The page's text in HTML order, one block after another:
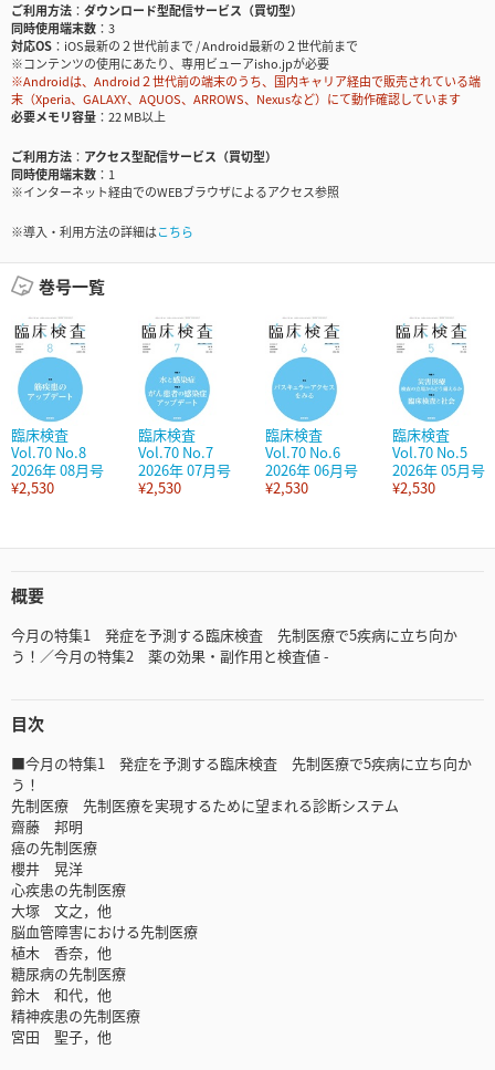
ご利用方法
ダウンロード型配信サービス（買切型）
同時使用端末数
3
対応OS
iOS最新の２世代前まで / Android最新の２世代前まで
※コンテンツの使用にあたり、専用ビューアisho.jpが必要
※Androidは、Android２世代前の端末のうち、国内キャリア経由で販売されている端
末（Xperia、GALAXY、AQUOS、ARROWS、Nexusなど）にて動作確認しています
必要メモリ容量
22 MB以上
ご利用方法
アクセス型配信サービス（買切型）
同時使用端末数
1
※インターネット経由でのWEBブラウザによるアクセス参照
※導入・利用方法の詳細はこちら
巻号一覧
臨床検査
Vol.70 No.8
2026年 08月号
¥2,530
臨床検査
Vol.70 No.7
2026年 07月号
¥2,530
臨床検査
Vol.70 No.6
2026年 06月号
¥2,530
臨床検査
Vol.70 No.5
2026年 05月号
¥2,530
概要
今月の特集1 発症を予測する臨床検査 先制医療で5疾病に立ち向か
う！／今月の特集2 薬の効果・副作用と検査値 -
目次
■今月の特集1 発症を予測する臨床検査 先制医療で5疾病に立ち向か
う！
先制医療 先制医療を実現するために望まれる診断システム
齋藤 邦明
癌の先制医療
櫻井 晃洋
心疾患の先制医療
大塚 文之，他
脳血管障害における先制医療
植木 香奈，他
糖尿病の先制医療
鈴木 和代，他
精神疾患の先制医療
宮田 聖子，他